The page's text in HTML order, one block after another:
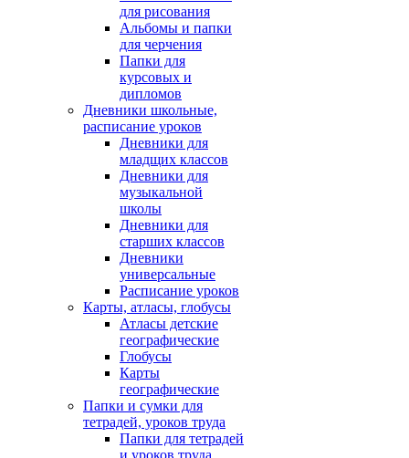
для рисования
Альбомы и папки
для черчения
Папки для
курсовых и
дипломов
Дневники школьные,
расписание уроков
Дневники для
младщих классов
Дневники для
музыкальной
школы
Дневники для
старших классов
Дневники
универсальные
Расписание уроков
Карты, атласы, глобусы
Атласы детские
географические
Глобусы
Карты
географические
Папки и сумки для
тетрадей, уроков труда
Папки для тетрадей
и уроков труда